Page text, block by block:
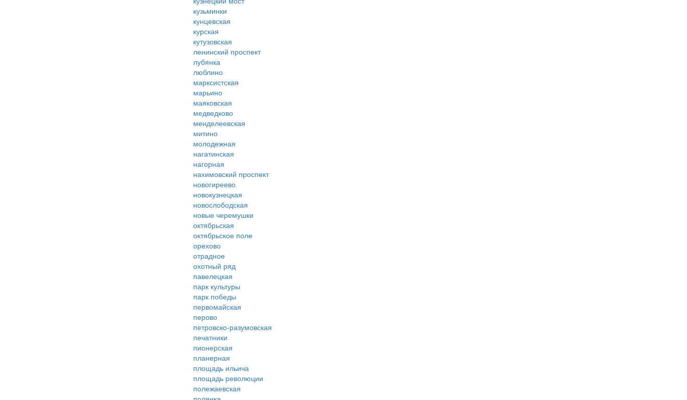
кузьминки
кунцевская
курская
кутузовская
ленинский проспект
лубянка
люблино
марксистская
марьино
маяковская
медведково
менделеевская
митино
молодежная
нагатинская
нагорная
нахимовский проспект
новогиреево
новокузнецкая
новослободская
новые черемушки
октябрьская
октябрьское поле
орехово
отрадное
охотный ряд
павелецкая
парк культуры
парк победы
первомайская
перово
петровско-разумовская
печатники
пионерская
планерная
площадь ильича
площадь революции
полежаевская